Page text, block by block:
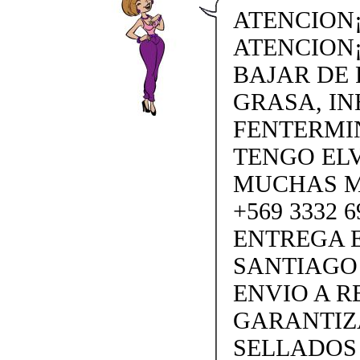
BAJAR DE
GRASA,
TENGO
MUCHAS
+569 3332
ENTREGA
ENVIO A